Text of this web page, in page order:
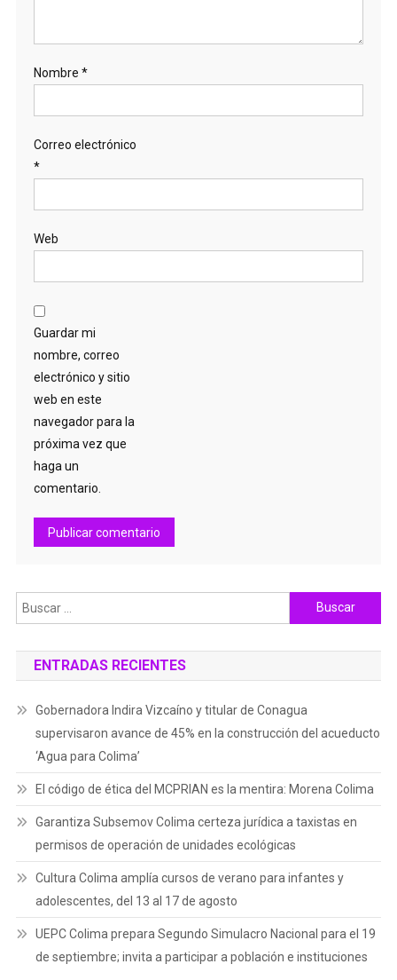
Nombre *
Correo electrónico
*
Web
Guardar mi
nombre, correo
electrónico y sitio
web en este
navegador para la
próxima vez que
haga un
comentario.
Buscar:
ENTRADAS RECIENTES
Gobernadora Indira Vizcaíno y titular de Conagua
supervisaron avance de 45% en la construcción del acueducto
‘Agua para Colima’
El código de ética del MCPRIAN es la mentira: Morena Colima
Garantiza Subsemov Colima certeza jurídica a taxistas en
permisos de operación de unidades ecológicas
Cultura Colima amplía cursos de verano para infantes y
adolescentes, del 13 al 17 de agosto
UEPC Colima prepara Segundo Simulacro Nacional para el 19
de septiembre; invita a participar a población e instituciones